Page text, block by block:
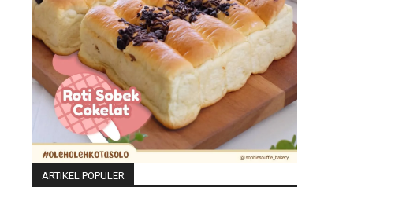
ARTIKEL POPULER